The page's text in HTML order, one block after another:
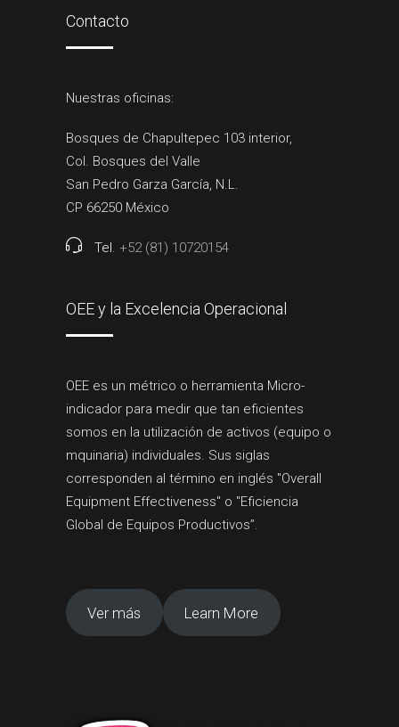
Contacto
Nuestras oficinas:
Bosques de Chapultepec 103 interior,
Col. Bosques del Valle
San Pedro Garza García, N.L.
CP 66250 México
Tel. +52 (81) 10720154
OEE y la Excelencia Operacional
OEE es un métrico o herramienta Micro-
indicador para medir que tan eficientes
somos en la utilización de activos (equipo o
mquinaria) individuales. Sus siglas
corresponden al término en inglés "Overall
Equipment Effectiveness" o "Eficiencia
Global de Equipos Productivos”.
Ver más Learn More